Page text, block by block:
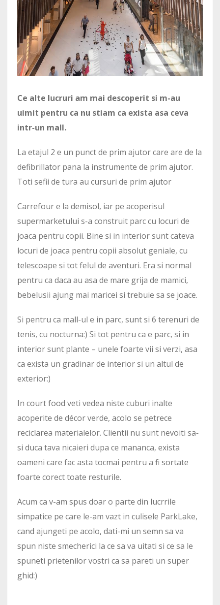
Ce alte lucruri am mai descoperit si m-au
uimit pentru ca nu stiam ca exista asa ceva
intr-un mall.
La etajul 2 e un punct de prim ajutor care are de la
defibrillator pana la instrumente de prim ajutor.
Toti sefii de tura au cursuri de prim ajutor
Carrefour e la demisol, iar pe acoperisul
supermarketului s-a construit parc cu locuri de
joaca pentru copii. Bine si in interior sunt cateva
locuri de joaca pentru copii absolut geniale, cu
telescoape si tot felul de aventuri. Era si normal
pentru ca daca au asa de mare grija de mamici,
bebelusii ajung mai maricei si trebuie sa se joace.
Si pentru ca mall-ul e in parc, sunt si 6 terenuri de
tenis, cu nocturna:) Si tot pentru ca e parc, si in
interior sunt plante – unele foarte vii si verzi, asa
ca exista un gradinar de interior si un altul de
exterior:)
In court food veti vedea niste cuburi inalte
acoperite de décor verde, acolo se petrece
reciclarea materialelor. Clientii nu sunt nevoiti sa-
si duca tava nicaieri dupa ce mananca, exista
oameni care fac asta tocmai pentru a fi sortate
foarte corect toate resturile.
Acum ca v-am spus doar o parte din lucrrile
simpatice pe care le-am vazt in culisele ParkLake,
cand ajungeti pe acolo, dati-mi un semn sa va
spun niste smecherici la ce sa va uitati si ce sa le
spuneti prietenilor vostri ca sa pareti un super
ghid:)